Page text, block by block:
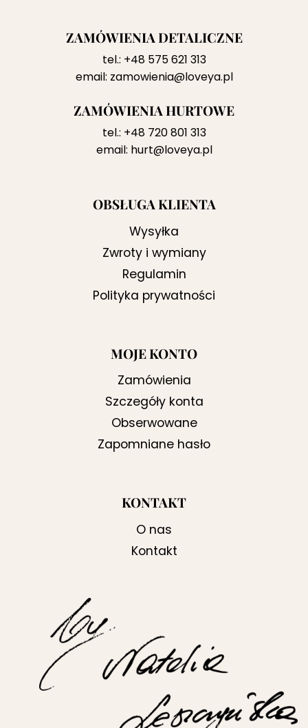
ZAMÓWIENIA DETALICZNE
tel.: +48 575 621 313
email: zamowienia@loveya.pl
ZAMÓWIENIA HURTOWE
tel.: +48 720 801 313
email: hurt@loveya.pl
OBSŁUGA KLIENTA
Wysyłka
Zwroty i wymiany
Regulamin
Polityka prywatności
MOJE KONTO
Zamówienia
Szczegóły konta
Obserwowane
Zapomniane hasło
KONTAKT
O nas
Kontakt